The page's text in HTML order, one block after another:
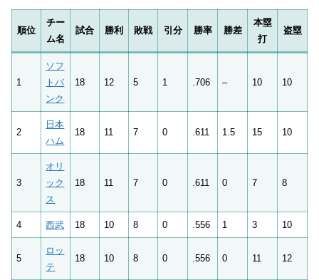
順位
チー
ム名
試合 勝利 敗戦 引分 勝率 勝差
本塁
打
盗塁
1
ソフ
トバ
ンク
18 12 5 1 .706 – 10 10
2
日本
ハム
18 11 7 0 .611 1.5 15 10
3
オリ
ック
ス
18 11 7 0 .611 0 7 8
4 西武 18 10 8 0 .556 1 3 10
5
ロッ
テ
18 10 8 0 .556 0 11 12